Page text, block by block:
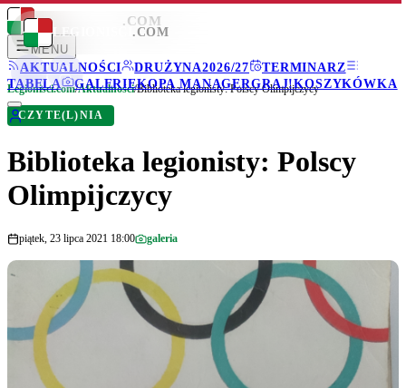
LEGIONISCI .COM
MENU
AKTUALNOŚCI
DRUŻYNA2026/27
TERMINARZ
TABELA
GALERIEKOPA MANAGERGRAJ!KOSZYKÓWKA
LEGIONISCI .COM
Legionisci.com/Aktualności/Biblioteka legionisty: Polscy Olimpijczycy
CZYTE(L)NIA
Biblioteka legionisty: Polscy
Olimpijczycy
piątek, 23 lipca 2021 18:00 galeria